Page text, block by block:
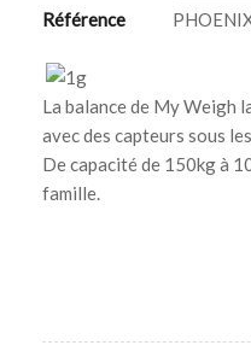
Référence
La balance de My Weigh
avec des capteurs sous
De capacité de 150kg à
famille.